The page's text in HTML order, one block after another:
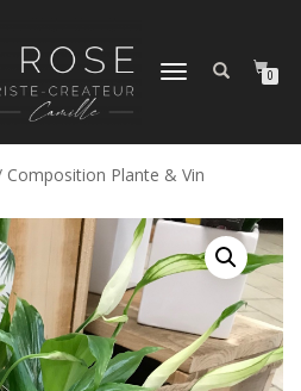
DÉPLIER
0
Composition Plante & Vin